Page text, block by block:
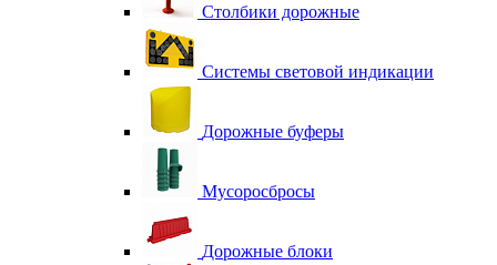
Столбики дорожные
Системы световой индикации
Дорожные буферы
Мусоросбросы
Дорожные блоки